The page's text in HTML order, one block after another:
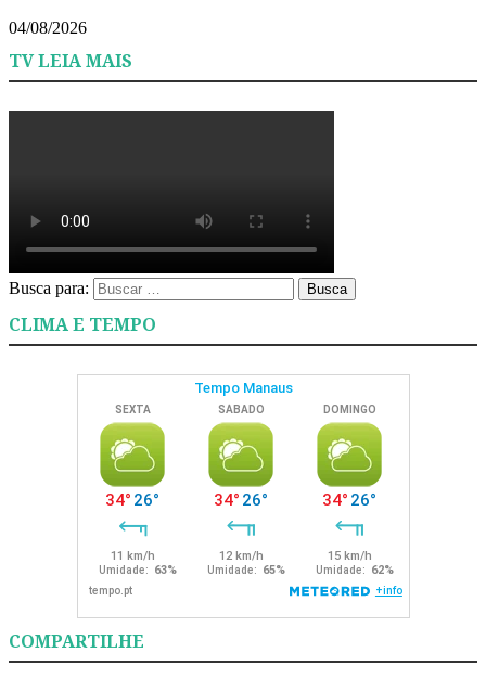
04/08/2026
TV LEIA MAIS
Busca para: Busca
CLIMA E TEMPO
COMPARTILHE